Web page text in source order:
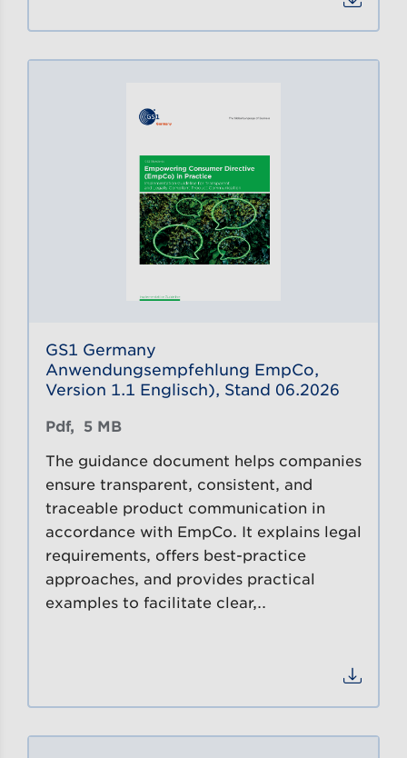
Datei
GS1 Germany
Anwendungsempfehlung EmpCo,
Version 1.1 Englisch), Stand 06.2026
Pdf, 5 MB
The guidance document helps companies
ensure transparent, consistent, and
traceable product communication in
accordance with EmpCo. It explains legal
requirements, offers best-practice
approaches, and provides practical
examples to facilitate clear,…
Datei